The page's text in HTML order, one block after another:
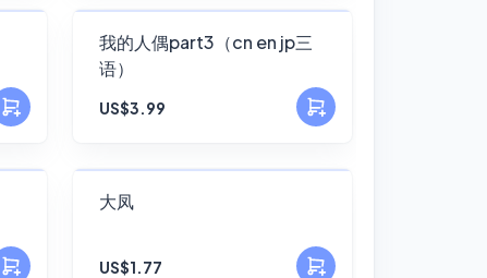
FANSKY
我的人偶part3（cn en jp三
语）
US$3.99
FANSKY
大凤
US$1.77